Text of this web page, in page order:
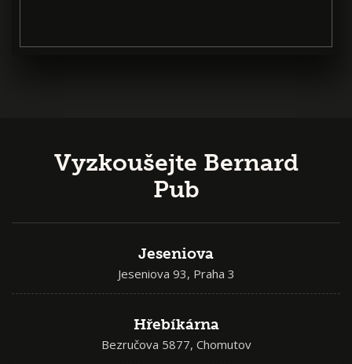
Vyzkoušejte Bernard
Pub
Jeseniova
Jeseniova 93, Praha 3
Hřebíkárna
Bezručova 5877, Chomutov